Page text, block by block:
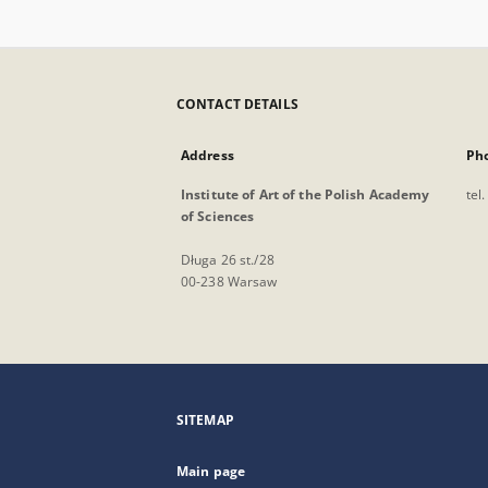
CONTACT DETAILS
Address
Institute of Art of the Polish Academy
of Sciences
Długa 26 st./28
00-238 Warsaw
tel.
SITEMAP
Main page